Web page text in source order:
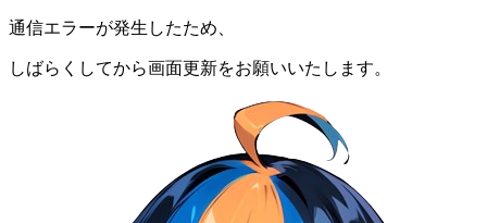
通信エラーが発生したため、
しばらくしてから画面更新をお願いいたします。